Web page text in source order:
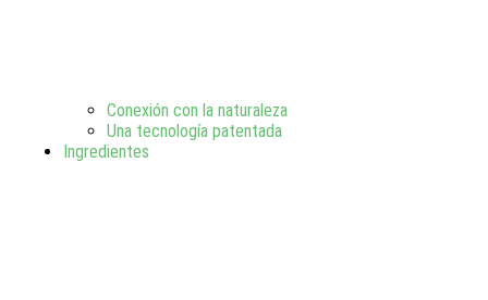
Conexión con la naturaleza
Una tecnología patentada
Ingredientes